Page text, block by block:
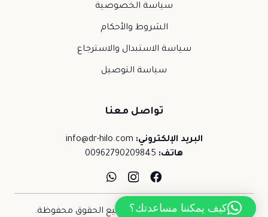
سياسة الخصوصية
الشروط والأحكام
سياسة الاستبدال والاسترجاع
سياسة التوصيل
تواصل معنا
البريد الإلكتروني: info@dr-hilo.com
هاتف: 00962790209845
حقوق النشر © 2026 د.حلو. جميع الحقوق محفوظة.
كيف يمكننا مساعدتك؟